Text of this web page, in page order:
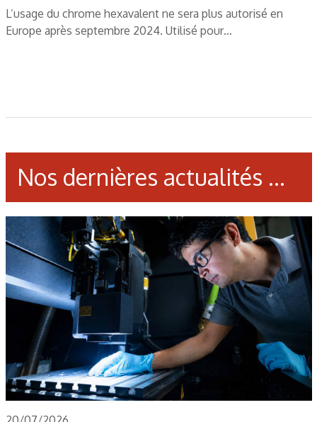
L’usage du chrome hexavalent ne sera plus autorisé en
Europe après septembre 2024. Utilisé pour…
Nos dernières actualités ...